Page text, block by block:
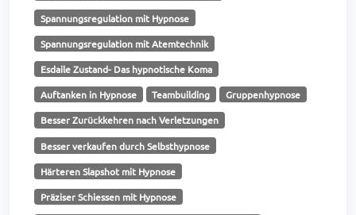
Spannungsregulation mit Hypnose
Spannungsregulation mit Atemtechnik
Esdaile Zustand- Das hypnotische Koma
Auftanken in Hypnose Teambuilding Gruppenhypnose
Besser Zurückkehren nach Verletzungen
Besser verkaufen durch Selbsthypnose
Härteren Slapshot mit Hypnose
Präziser Schiessen mit Hypnose